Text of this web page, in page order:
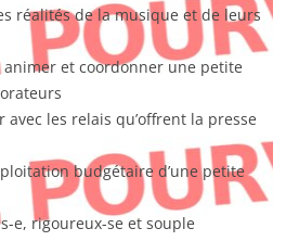
réalités de la musique et de leurs
et coordonner une petite
les relais qu’offrent la presse
budgétaire d’une petite
e, rigoureux-se et souple